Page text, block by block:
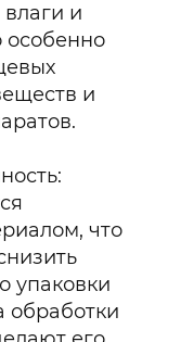
и
особенно
и
что
упаковки
обработки